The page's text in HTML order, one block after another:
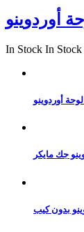
In Stock In Stock